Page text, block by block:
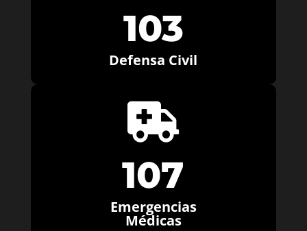
103
Defensa Civil

107
Emergencias
Médicas